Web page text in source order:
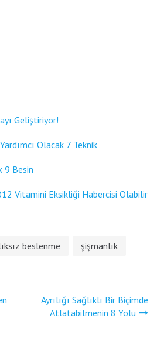
Geliştiriyor!
Olacak 7 Teknik
9 Besin
Vitamini Eksikliği Habercisi Olabilir
beslenme
şişmanlık
Ayrılığı Sağlıklı Bir Biçimde
Atlatabilmenin 8 Yolu